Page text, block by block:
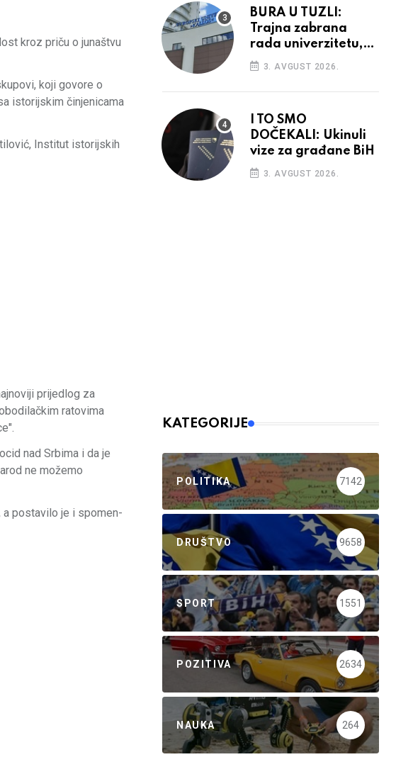
kroz priču o junaštvu
koji govore o
istorijskim činjenicama
Institut istorijskih
prijedlog za
ratovima
nad Srbima i da je
ne možemo
postavilo je i spomen-
BURA U TUZLI:
Trajna zabrana
rada univerzitetu,
provedba sudskih
odluka
3. AVGUST 2026.
I TO SMO
DOČEKALI: Ukinuli
vize za građane BiH
3. AVGUST 2026.
KATEGORIJE
POLITIKA 7142
DRUŠTVO 9658
SPORT 1551
POZITIVA 2634
NAUKA 264